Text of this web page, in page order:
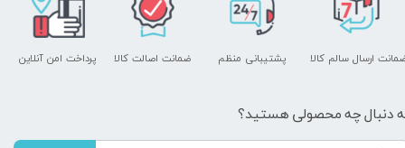
پشتیبانی منظم پرداخت امن آنلاین ارسال سالم کالا ضمانت اصالت کالا
دنبال چه محصولی هستید؟